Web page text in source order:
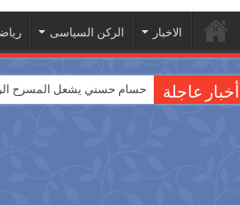
الاخبار الركن السياسى
أخبار عاجلة حسام حسني يشعل المسرح